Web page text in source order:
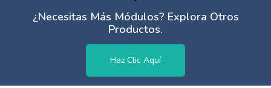
¿Necesitas Más Módulos? Explora Otros
Productos.
Haz Clic Aquí